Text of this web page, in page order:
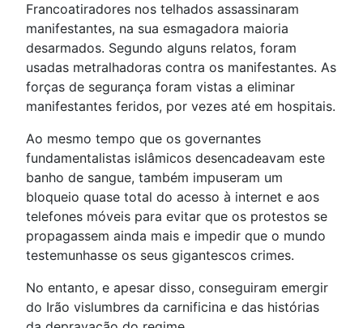
Francoatiradores nos telhados assassinaram
manifestantes, na sua esmagadora maioria
desarmados. Segundo alguns relatos, foram
usadas metralhadoras contra os manifestantes. As
forças de segurança foram vistas a eliminar
manifestantes feridos, por vezes até em hospitais.
Ao mesmo tempo que os governantes
fundamentalistas islâmicos desencadeavam este
banho de sangue, também impuseram um
bloqueio quase total do acesso à internet e aos
telefones móveis para evitar que os protestos se
propagassem ainda mais e impedir que o mundo
testemunhasse os seus gigantescos crimes.
No entanto, e apesar disso, conseguiram emergir
do Irão vislumbres da carnificina e das histórias